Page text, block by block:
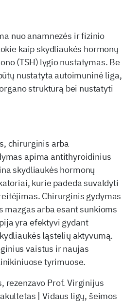
nuo anamnezės ir fizinio
kaip skydliaukės hormonų
(TSH) lygio nustatymas. Be
nustatyta autoimuninė liga,
struktūrą bei nustatyti
chirurginis arba
apima antithyroidinius
skydliaukės hormonų
kurie padeda suvaldyti
Chirurginis gydymas
arba esant sunkioms
yra efektyvi gydant
ląstelių aktyvumą.
vaistus ir naujas
tyrimuose.
rezenzavo Prof. Virginijus
| Vidaus ligų, šeimos